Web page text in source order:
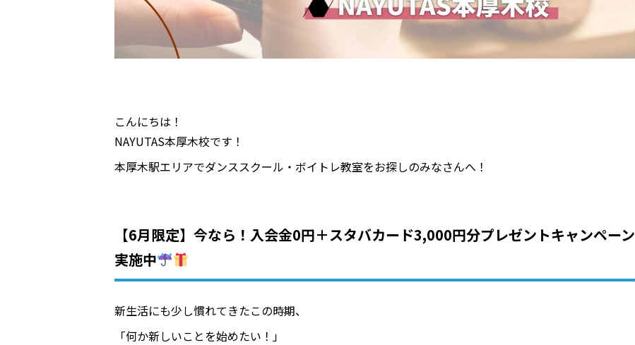
こんにちは！
NAYUTAS本厚木校です！
本厚木駅エリアでダンススクール・ボイトレ教室をお探しのみなさんへ！
【6月限定】今なら！入会金0円＋スタバカード3,000円分プレゼントキャンペーン
実施中
新生活にも少し慣れてきたこの時期、
「何か新しいことを始めたい！」